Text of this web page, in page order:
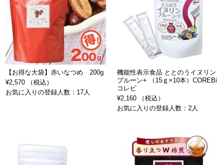
【お得な大袋】赤いなつめ 200g
¥2,570 （税込）
お気に入りの登録人数：17人
機能性表示食品 ととのうイヌリン
プルーン+ （15ｇ×10本）COREBi
コレビ
¥2,160 （税込）
お気に入りの登録人数：2人